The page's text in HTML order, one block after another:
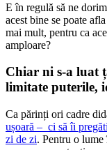
E în regulă să ne
acest bine se poate
mai mult, pentru ca
amploare?
Chiar ni s-a luat
limitate puterile,
Ca părinți ori cadre
ușoară – ci să îi
zi de zi. Pentru o